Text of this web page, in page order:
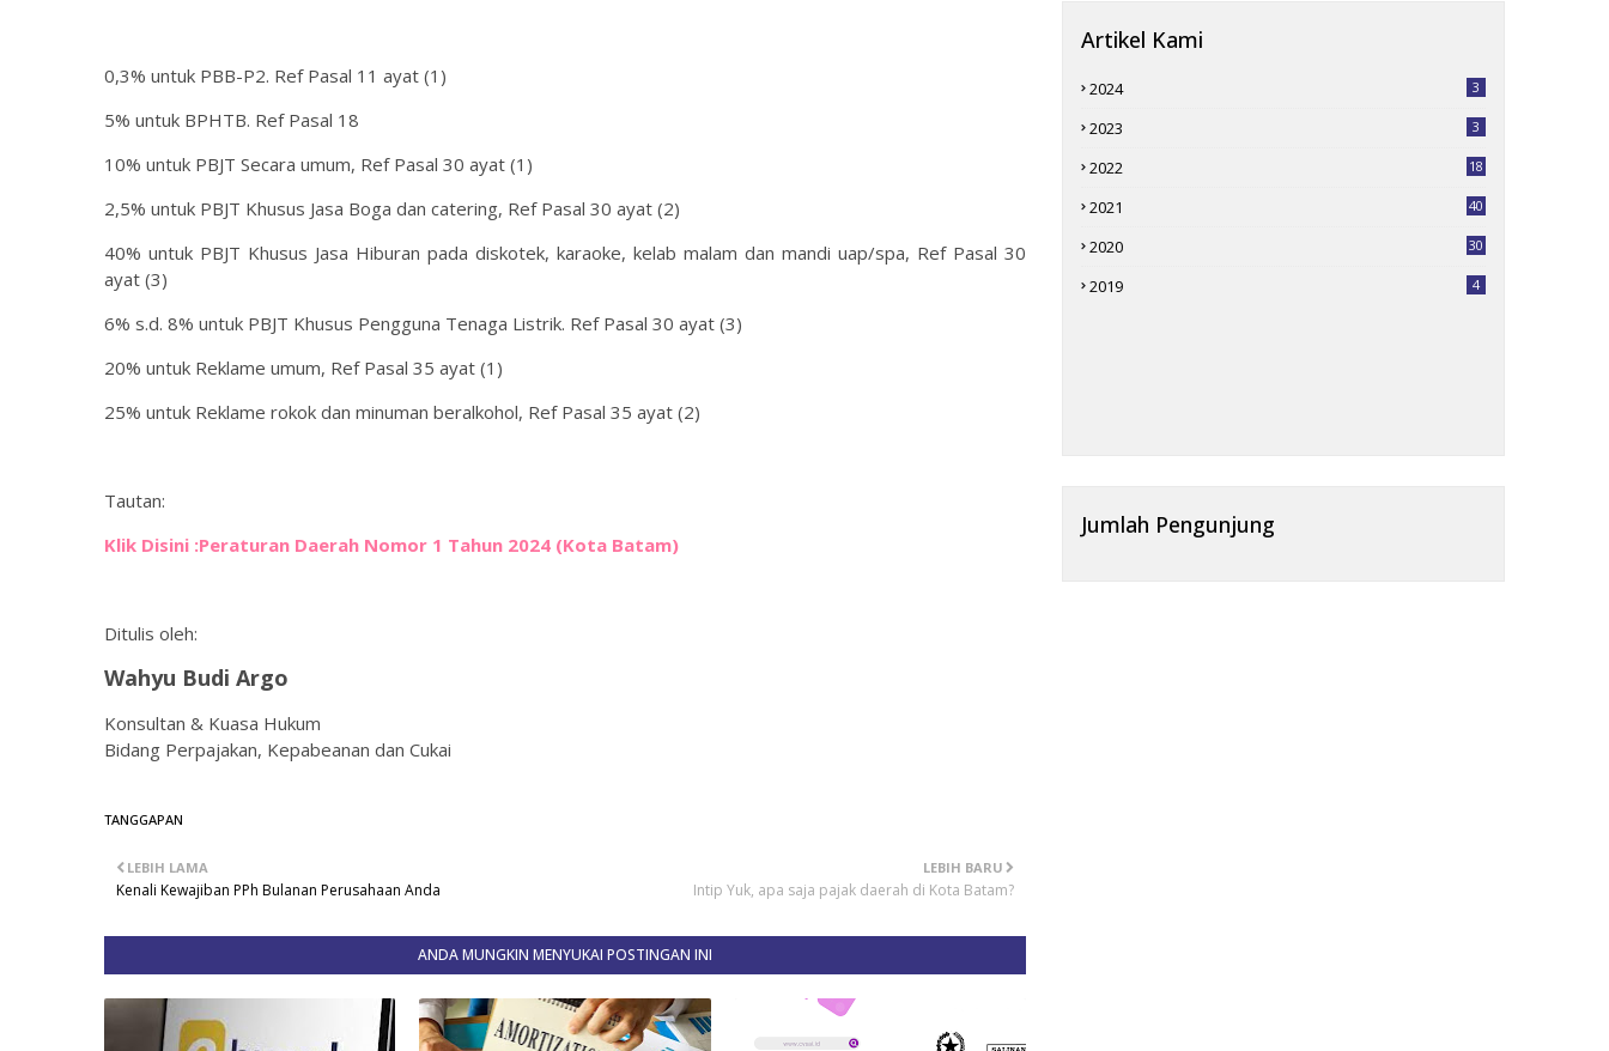
0,3% untuk PBB-P2. Ref Pasal 11 ayat (1)
5% untuk BPHTB. Ref Pasal 18
10% untuk PBJT Secara umum, Ref Pasal 30 ayat (1)
2,5% untuk PBJT Khusus Jasa Boga dan catering, Ref Pasal 30 ayat (2)
40% untuk PBJT Khusus Jasa Hiburan pada diskotek, karaoke, kelab malam dan mandi uap/spa, Ref Pasal 30
ayat (3)
6% s.d. 8% untuk PBJT Khusus Pengguna Tenaga Listrik. Ref Pasal 30 ayat (3)
20% untuk Reklame umum, Ref Pasal 35 ayat (1)
25% untuk Reklame rokok dan minuman beralkohol, Ref Pasal 35 ayat (2)
Tautan:
Klik Disini :Peraturan Daerah Nomor 1 Tahun 2024 (Kota Batam)
Ditulis oleh:
Wahyu Budi Argo
Konsultan & Kuasa Hukum
Bidang Perpajakan, Kepabeanan dan Cukai
TANGGAPAN
LEBIH BARU
Intip Yuk, apa saja pajak daerah di Kota Batam?
LEBIH LAMA
Kenali Kewajiban PPh Bulanan Perusahaan Anda
ANDA MUNGKIN MENYUKAI POSTINGAN INI
Artikel Kami
2024 3
2023 3
2022 18
2021 40
2020 30
2019 4
Jumlah Pengunjung